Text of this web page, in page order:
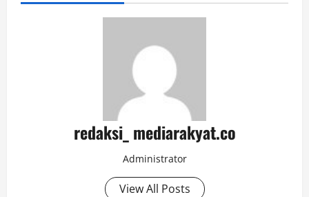
redaksi_ mediarakyat.co
Administrator
View All Posts